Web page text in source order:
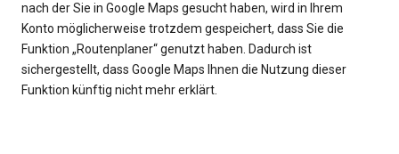
nach der Sie in Google Maps gesucht haben, wird in Ihrem
Konto möglicherweise trotzdem gespeichert, dass Sie die
Funktion „Routenplaner“ genutzt haben. Dadurch ist
sichergestellt, dass Google Maps Ihnen die Nutzung dieser
Funktion künftig nicht mehr erklärt.